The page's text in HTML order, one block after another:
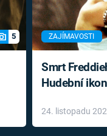
5 ZAJÍMAVOSTI
Smrt
Hudební
léky
24. listopadu